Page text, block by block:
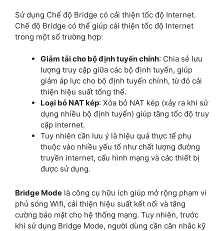
Sử dụng Chế độ Bridge có cải thiện tốc độ Internet.
Chế độ Bridge có thể giúp cải thiện tốc độ Internet
trong một số trường hợp:
Giảm tải cho bộ định tuyến chính: Chia sẻ lưu
lượng truy cập giữa các bộ định tuyến, giúp
giảm áp lực cho bộ định tuyến chính, từ đó cải
thiện hiệu suất tổng thể.
Loại bỏ NAT kép: Xóa bỏ NAT kép (xảy ra khi sử
dụng nhiều bộ định tuyến) giúp tăng tốc độ truy
cập internet.
Tuy nhiên cần lưu ý là hiệu quả thực tế phụ
thuộc vào nhiều yếu tố như chất lượng đường
truyền internet, cấu hình mạng và các thiết bị
được sử dụng.
Bridge Mode là công cụ hữu ích giúp mở rộng phạm vi
phủ sóng Wifi, cải thiện hiệu suất kết nối và tăng
cường bảo mật cho hệ thống mạng. Tuy nhiên, trước
khi sử dụng Bridge Mode, người dùng cần cân nhắc kỹ